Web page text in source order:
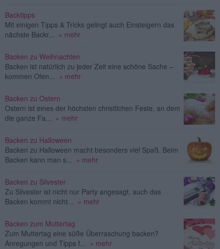
Backtipps
Mit einigen Tipps & Tricks gelingt auch Einsteigern das
nächste Backr... » mehr
Backen zu Weihnachten
Backen ist natürlich zu jeder Zeit eine schöne Sache –
kommen Ofen... » mehr
Backen zu Ostern
Ostern ist eines der höchsten christlichen Feste, an dem
die ganze Fa... » mehr
Backen zu Halloween
Backen zu Halloween macht besonders viel Spaß. Beim
Backen kann man s... » mehr
Backen zu Silvester
Zu Silvester ist nicht nur Party angesagt, auch das
Backen kommt nicht... » mehr
Backen zum Muttertag
Zum Muttertag eine süße Überraschung backen?
Anregungen und Tipps f... » mehr